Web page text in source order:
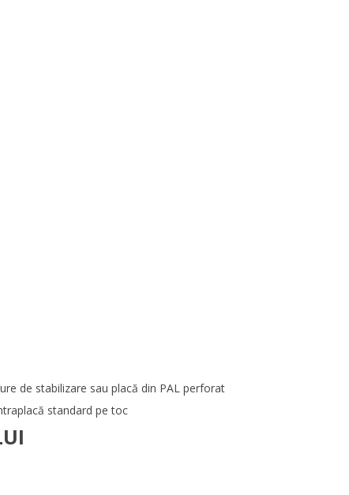
de stabilizare sau placă din PAL perforat
standard pe toc